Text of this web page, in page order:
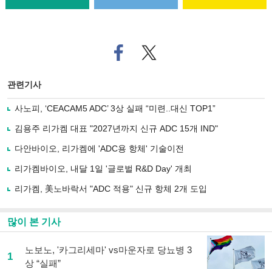
페
이
로
기
사
유
기
트위
터로
관련기사
사노피, ‘CEACAM5 ADC’ 3상 실패 “미련..대신 TOP1”
김용주 리가켐 대표 "2027년까지 신규 ADC 15개 IND"
다안바이오, 리가켐에 'ADC용 항체' 기술이전
리가켐바이오, 내달 1일 '글로벌 R&D Day' 개최
리가켐, 美노바락서 "ADC 적용" 신규 항체 2개 도입
많이 본 기사
1
노보노, '카그리세마' vs마운자로 당뇨병 3
상 “실패”